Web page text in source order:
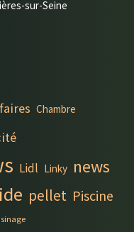
sur-Seine
Chambre
Lidl Linky news
pellet Piscine